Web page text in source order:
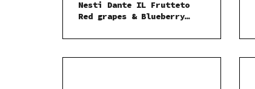
Nesti Dante IL Frutteto
Red grapes & Blueberry